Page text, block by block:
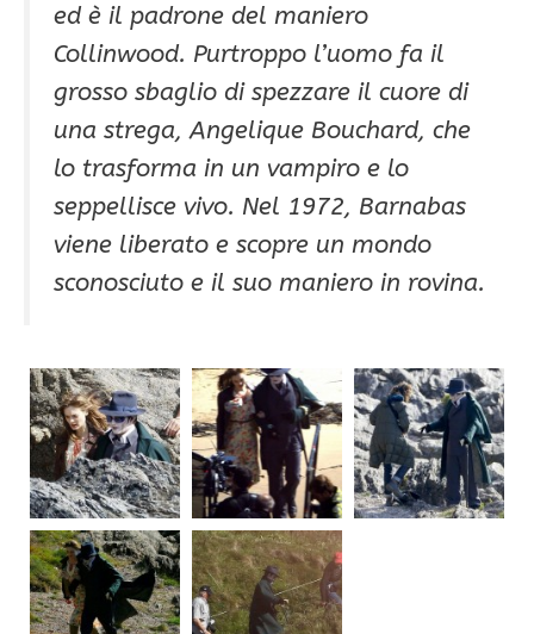
ed è il padrone del maniero
Collinwood. Purtroppo l’uomo fa il
grosso sbaglio di spezzare il cuore di
una strega, Angelique Bouchard, che
lo trasforma in un vampiro e lo
seppellisce vivo. Nel 1972, Barnabas
viene liberato e scopre un mondo
sconosciuto e il suo maniero in rovina.